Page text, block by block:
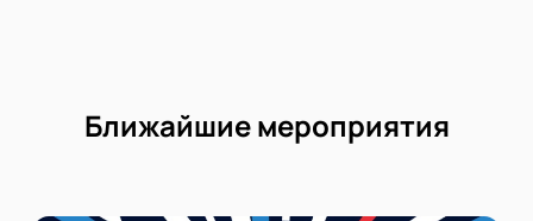
Ближайшие мероприятия